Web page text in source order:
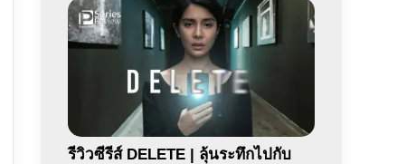
รีวิวซีรีส์ DELETE | ลุ้นระทึกไปกับ